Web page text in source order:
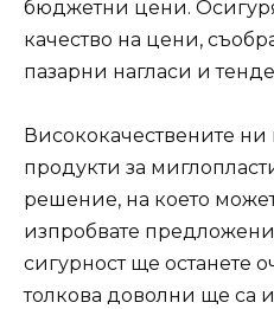
бюджетни цени.
качество на цени,
пазарни нагласи и
Висококачествените
продукти за
решение, на което
изпробвате
сигурност ще останете
толкова доволни ще са